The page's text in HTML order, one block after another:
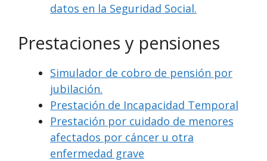
datos en la Seguridad Social.
Prestaciones y pensiones
Simulador de cobro de pensión por
jubilación.
Prestación de Incapacidad Temporal
Prestación por cuidado de menores
afectados por cáncer u otra
enfermedad grave